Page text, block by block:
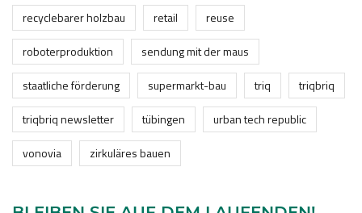
recyclebarer holzbau
retail
reuse
roboterproduktion
sendung mit der maus
staatliche förderung
supermarkt-bau triq
triqbriq
triqbriq newsletter
tübingen
urban tech republic
vonovia
zirkuläres bauen